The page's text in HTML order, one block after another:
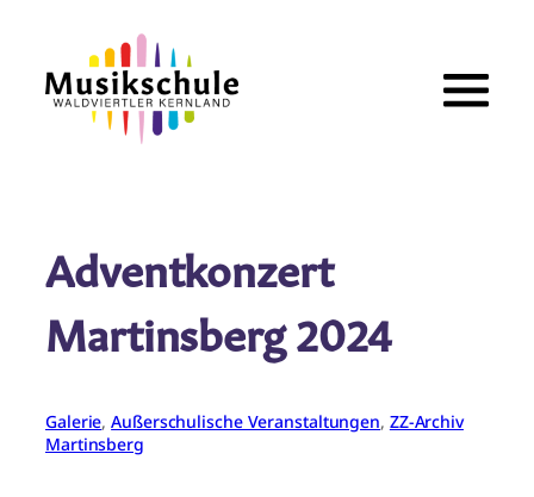
springen
Adventkonzert
Martinsberg 2024
Galerie, Außerschulische Veranstaltungen, ZZ-Archiv
Martinsberg